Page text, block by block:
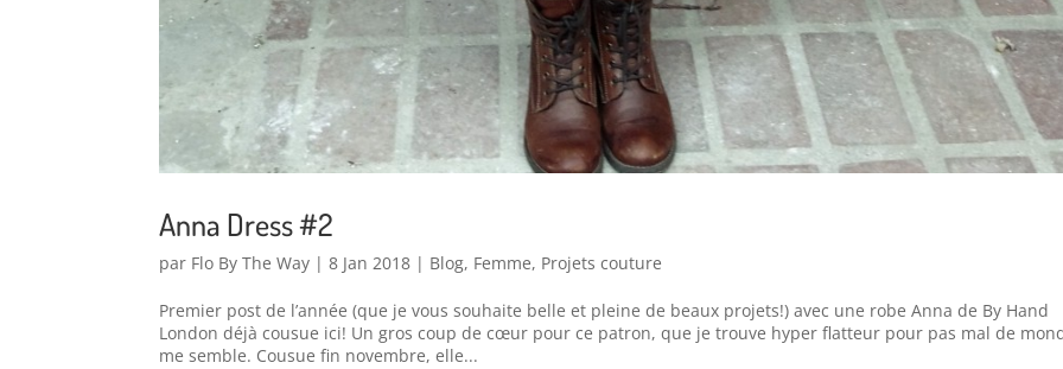
Anna Dress #2
par Flo By The Way |8 Jan 2018 | Blog, Femme, Projets couture
Premier post de l’année (que je vous souhaite belle et pleine de beaux projets!) avec une robe Anna de By Hand
London déjà cousue ici! Un gros coup de cœur pour ce patron, que je trouve hyper flatteur pour pas mal de
me semble. Cousue fin novembre, elle...